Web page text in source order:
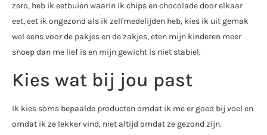
zero, heb ik eetbuien waarin ik chips en chocolade door elkaar
eet, eet ik ongezond als ik zelfmedelijden heb, kies ik uit gemak
wel eens voor de pakjes en de zakjes, eten mijn kinderen meer
snoep dan me lief is en mijn gewicht is niet stabiel.
Kies wat bij jou past
Ik kies soms bepaalde producten omdat ik me er goed bij voel en
omdat ik ze lekker vind, niet altijd omdat ze gezond zijn.